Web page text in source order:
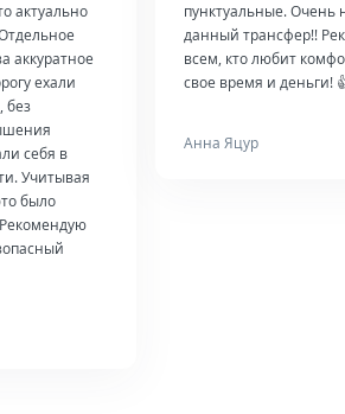
актуально
аккуратное
ехали
без
себя в
Учитывая
было
пунктуальные. Очень
данный трансфер!!
всем, кто любит
свое время и деньги!
Анна Яцур